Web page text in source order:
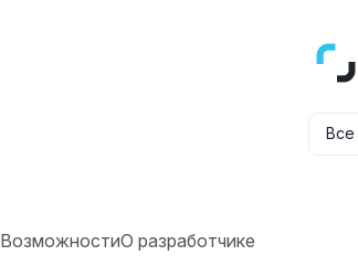
Все
ВозможностиО разработчике